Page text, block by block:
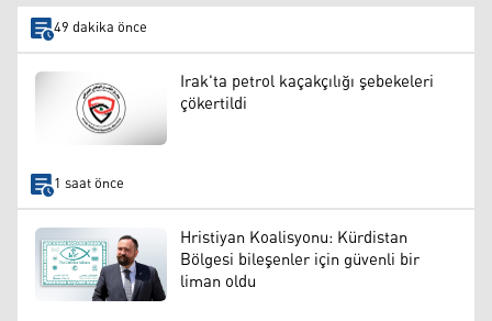
49 dakika önce
Irak'ta petrol kaçakçılığı şebekeleri
çökertildi
1 saat önce
Hristiyan Koalisyonu: Kürdistan
Bölgesi bileşenler için güvenli bir
liman oldu